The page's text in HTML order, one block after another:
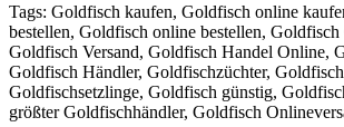
Tags: Goldfisch kaufen, Goldfisch online
bestellen, Goldfisch online bestellen, Goldfisch
Goldfisch Versand, Goldfisch Handel Online,
Goldfisch Händler, Goldfischzüchter,
Goldfischsetzlinge, Goldfisch günstig,
größter Goldfischhändler, Goldfisch